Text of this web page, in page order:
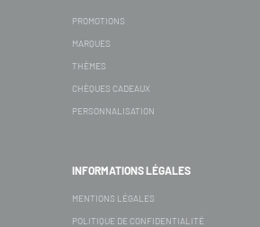
PROMOTIONS
MARQUES
THÈMES
CHÈQUES CADEAUX
PERSONNALISATION
INFORMATIONS LÉGALES
MENTIONS LÉGALES
POLITIQUE DE CONFIDENTIALITÉ